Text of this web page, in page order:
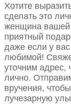
Хотите
сделать это
женщина вашей
приятный
даже если у
любимой!
уточним адрес,
лично.
вручения,
лучезарную